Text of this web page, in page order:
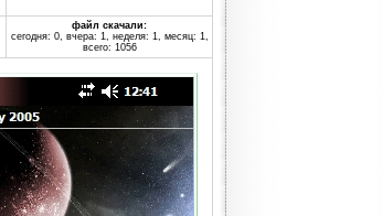
файл скачали:
сегодня: 0, вчера: 1, неделя: 1, месяц: 1,
всего: 1056